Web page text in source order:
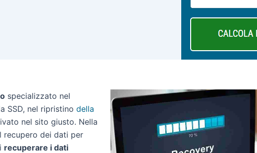
specializzato nel
SSD, nel ripristino della
nel sito giusto. Nella
recupero dei dati per
recuperare i dati